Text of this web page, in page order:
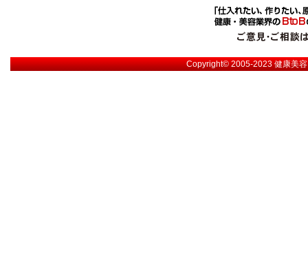
Copyright© 2005-2023健康美